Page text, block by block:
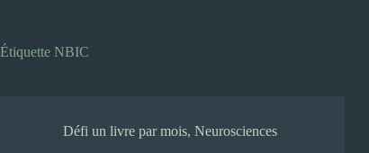
Étiquette NBIC
Défi un livre par mois, Neurosciences